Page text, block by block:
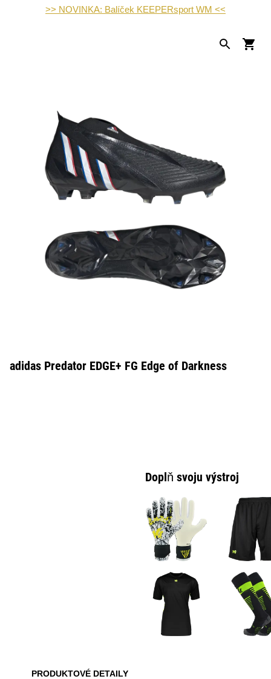
>> NOVINKA: Balíček KEEPERsport WM <<
adidas Predator EDGE+ FG Edge of Darkness
Doplň svoju výstroj
PRODUKTOVÉ DETAILY